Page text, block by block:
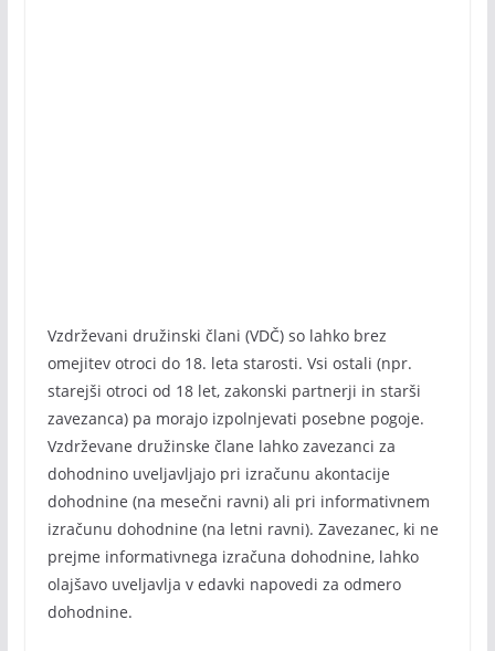
Vzdrževani družinski člani (VDČ) so lahko brez
omejitev otroci do 18. leta starosti. Vsi ostali (npr.
starejši otroci od 18 let, zakonski partnerji in starši
zavezanca) pa morajo izpolnjevati posebne pogoje.
Vzdrževane družinske člane lahko zavezanci za
dohodnino uveljavljajo pri izračunu akontacije
dohodnine (na mesečni ravni) ali pri informativnem
izračunu dohodnine (na letni ravni). Zavezanec, ki ne
prejme informativnega izračuna dohodnine, lahko
olajšavo uveljavlja v edavki napovedi za odmero
dohodnine.